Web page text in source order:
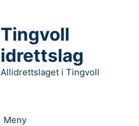
Tingvoll
idrettslag
Allidrettslaget i Tingvoll
Meny